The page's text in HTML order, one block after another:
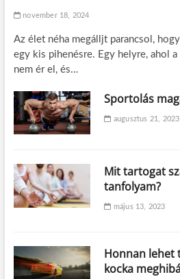
november 18, 2024
Az élet néha megálljt parancsol,
egy kis pihenésre. Egy helyre, ahol a
nem ér el, és…
Sportolás
augusztus 21, 2023
Mit tartogat
tanfolyam?
május 13, 2023
Honnan lehet
kocka